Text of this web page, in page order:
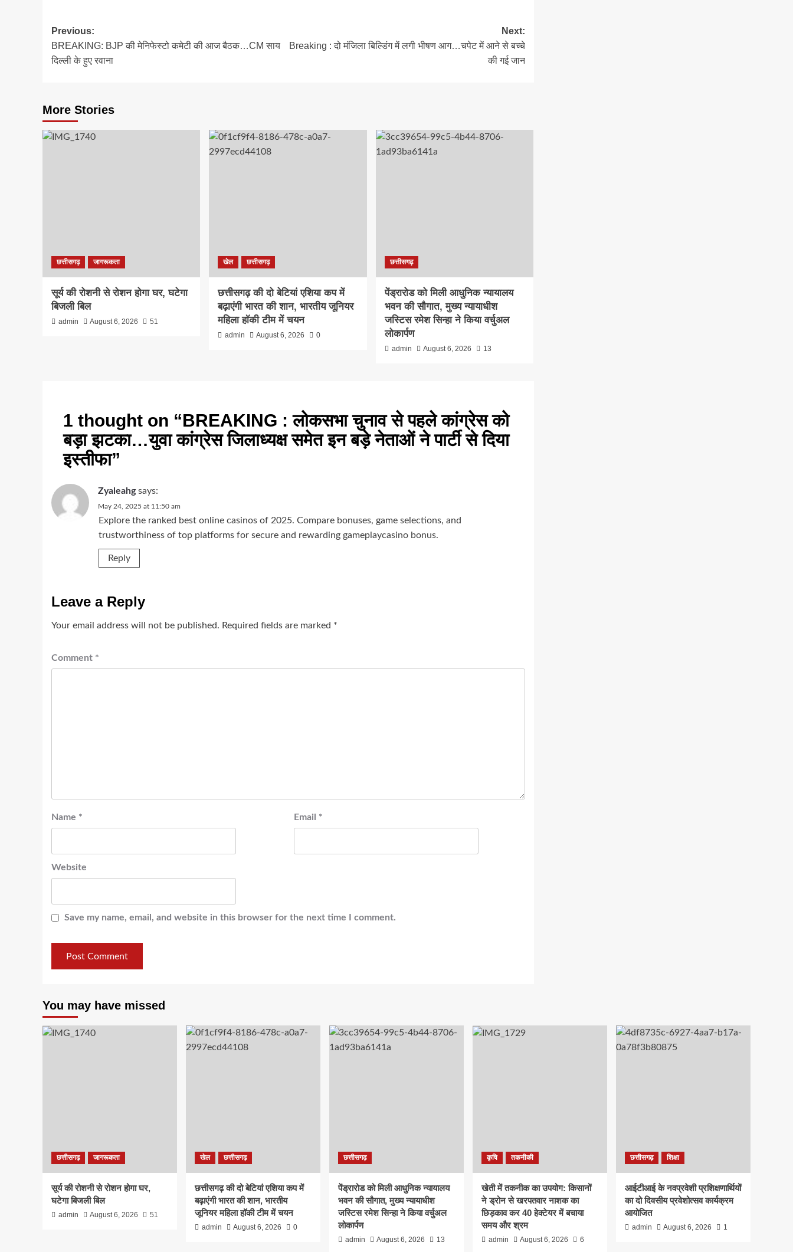
Post
navigation
Previous:
BREAKING: BJP की मेनिफेस्टो कमेटी की आज बैठक…CM साय
दिल्ली के हुए रवाना
Next:
Breaking : दो मंजिला बिल्डिंग में लगी भीषण आग…चपेट में आने से बच्चे
की गई जान
More Stories
छत्तीसगढ़ जागरूकता
सूर्य की रोशनी से रोशन होगा घर, घटेगा
बिजली बिल
admin August 6, 2026 51
खेल छत्तीसगढ़
छत्तीसगढ़ की दो बेटियां एशिया कप में
बढ़ाएंगी भारत की शान, भारतीय जूनियर
महिला हॉकी टीम में चयन
admin August 6, 2026 0
छत्तीसगढ़
पेंड्रारोड को मिली आधुनिक न्यायालय
भवन की सौगात, मुख्य न्यायाधीश
जस्टिस रमेश सिन्हा ने किया वर्चुअल
लोकार्पण
admin August 6, 2026 13
1 thought on “BREAKING : लोकसभा चुनाव से पहले कांग्रेस को
बड़ा झटका…युवा कांग्रेस जिलाध्यक्ष समेत इन बड़े नेताओं ने पार्टी से दिया
इस्‍तीफा”
Zyaleahg says:
May 24, 2025 at 11:50 am
Explore the ranked best online casinos of 2025. Compare bonuses, game selections, and
trustworthiness of top platforms for secure and rewarding gameplaycasino bonus.
Reply
Leave a Reply
Your email address will not be published. Required fields are marked *
Comment *
Name * Email *
Website
Save my name, email, and website in this browser for the next time I comment.
You may have missed
छत्तीसगढ़ जागरूकता
सूर्य की रोशनी से रोशन होगा घर,
घटेगा बिजली बिल
admin August 6, 2026 51
खेल छत्तीसगढ़
छत्तीसगढ़ की दो बेटियां एशिया कप में
बढ़ाएंगी भारत की शान, भारतीय
जूनियर महिला हॉकी टीम में चयन
admin August 6, 2026 0
छत्तीसगढ़
पेंड्रारोड को मिली आधुनिक न्यायालय
भवन की सौगात, मुख्य न्यायाधीश
जस्टिस रमेश सिन्हा ने किया वर्चुअल
लोकार्पण
admin August 6, 2026 13
कृषि तकनीकी
खेती में तकनीक का उपयोग: किसानों
ने ड्रोन से खरपतवार नाशक का
छिड़काव कर 40 हेक्टेयर में बचाया
समय और श्रम
admin August 6, 2026 6
छत्तीसगढ़ शिक्षा
आईटीआई के नवप्रवेशी प्रशिक्षणार्थियों
का दो दिवसीय प्रवेशोत्सव कार्यक्रम
आयोजित
admin August 6, 2026 1